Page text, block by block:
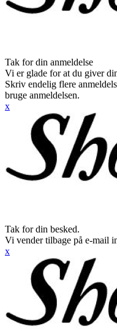
Tak for din anmeldelse
Vi er glade for at du giver
Skriv endelig flere
bruge anmeldelsen.
x
Tak for din besked.
Vi vender tilbage på e-mail
x